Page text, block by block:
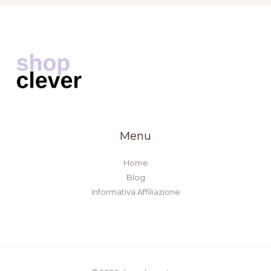
Menu
Home
Blog
Informativa Affiliazione